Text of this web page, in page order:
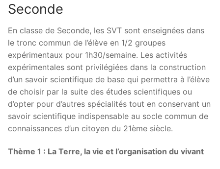
Seconde
En classe de Seconde, les SVT sont enseignées dans
le tronc commun de l’élève en 1/2 groupes
expérimentaux pour 1h30/semaine. Les activités
expérimentales sont privilégiées dans la construction
d’un savoir scientifique de base qui permettra à l’élève
de choisir par la suite des études scientifiques ou
d’opter pour d’autres spécialités tout en conservant un
savoir scientifique indispensable au socle commun de
connaissances d’un citoyen du 21ème siècle.
Thème 1 : La Terre, la vie et l’organisation du vivant